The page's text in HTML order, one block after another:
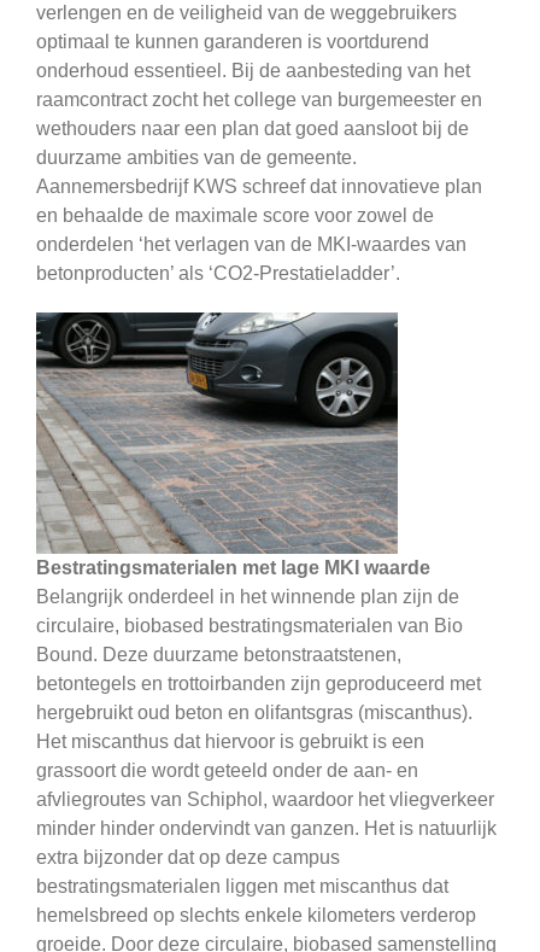
verlengen en de veiligheid van de weggebruikers
optimaal te kunnen garanderen is voortdurend
onderhoud essentieel. Bij de aanbesteding van het
raamcontract zocht het college van burgemeester en
wethouders naar een plan dat goed aansloot bij de
duurzame ambities van de gemeente.
Aannemersbedrijf KWS schreef dat innovatieve plan
en behaalde de maximale score voor zowel de
onderdelen ‘het verlagen van de MKI-waardes van
betonproducten’ als ‘CO2-Prestatieladder’.
Bestratingsmaterialen met lage MKI waarde
Belangrijk onderdeel in het winnende plan zijn de
circulaire, biobased bestratingsmaterialen van Bio
Bound. Deze duurzame betonstraatstenen,
betontegels en trottoirbanden zijn geproduceerd met
hergebruikt oud beton en olifantsgras (miscanthus).
Het miscanthus dat hiervoor is gebruikt is een
grassoort die wordt geteeld onder de aan- en
afvliegroutes van Schiphol, waardoor het vliegverkeer
minder hinder ondervindt van ganzen. Het is natuurlijk
extra bijzonder dat op deze campus
bestratingsmaterialen liggen met miscanthus dat
hemelsbreed op slechts enkele kilometers verderop
groeide. Door deze circulaire, biobased samenstelling